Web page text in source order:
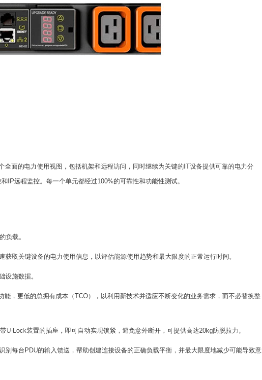
全面的电力使用视图，包括机架和远程访问，同时继续为关键的IT设备提供可靠的电力分
IP远程监控。每一个单元都经过100%的可靠性和功能性测试。
负载。
取关键设备的电力使用信息，以评估能源使用趋势和最大限度的正常运行时间。
设施数据。
，更低的总拥有成本（TCO），以利用新技术并适应不断变化的业务需求，而不必替换整
U-Lock装置的插座，即可自动实现锁紧，避免意外断开，可提供高达20kg防脱拉力。
别每台PDU的输入馈送，帮助创建连接设备的正确负载平衡，并最大限度地减少可能导致意